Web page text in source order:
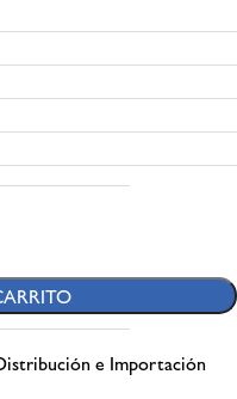
e Importación